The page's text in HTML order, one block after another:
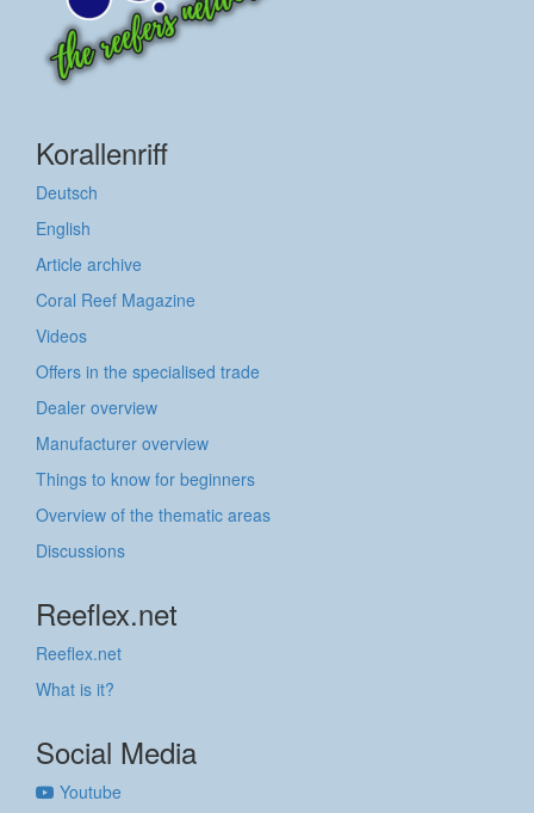
Korallenriff
Deutsch
English
Article archive
Coral Reef Magazine
Videos
Offers in the specialised trade
Dealer overview
Manufacturer overview
Things to know for beginners
Overview of the thematic areas
Discussions
Reeflex.net
Reeflex.net
What is it?
Social Media
Youtube